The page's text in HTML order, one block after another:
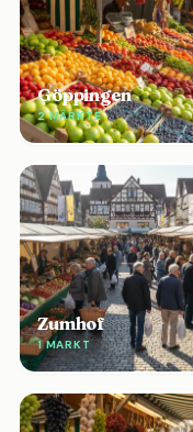
Göppingen
2 MÄRKTE
Zumhof
1 MARKT